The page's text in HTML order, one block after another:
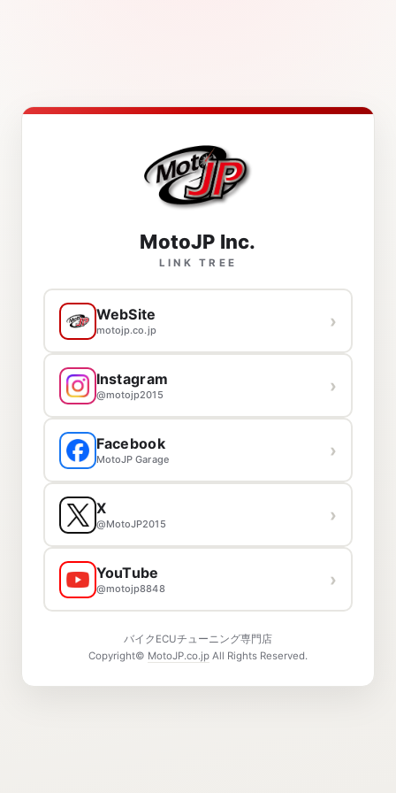
MotoJP Inc.
LINK TREE
WebSite
motojp.co.jp ›
Instagram
@motojp2015 ›
Facebook
MotoJP Garage ›
X
@MotoJP2015 ›
YouTube
@motojp8848 ›
バイクECUチューニング専門店
Copyright© MotoJP.co.jp All Rights Reserved.